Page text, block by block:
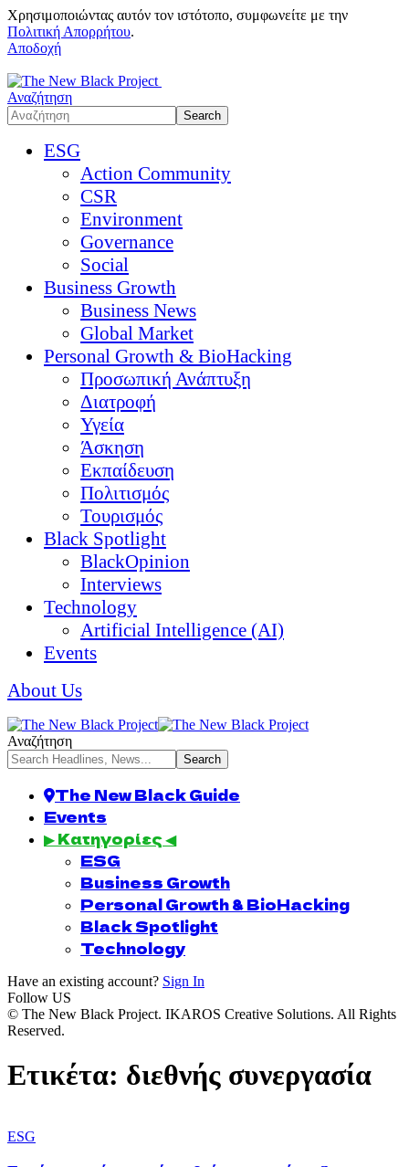
Χρησιμοποιώντας αυτόν τον ιστότοπο, συμφωνείτε με την
Πολιτική Απορρήτου.
Αποδοχή
Αναζήτηση
ESG
Action Community
CSR
Environment
Governance
Social
Business Growth
Business News
Global Market
Personal Growth & BioHacking
Προσωπική Ανάπτυξη
Διατροφή
Υγεία
Άσκηση
Εκπαίδευση
Πολιτισμός
Τουρισμός
Black Spotlight
BlackOpinion
Interviews
Technology
Artificial Intelligence (AI)
Events
About Us
Αναζήτηση
The New Black Guide
Events
▶ Κατηγορίες ◀
ESG
Business Growth
Personal Growth & BioHacking
Black Spotlight
Technology
Have an existing account? Sign In
Follow US
© The New Black Project. IKAROS Creative Solutions. All Rights
Reserved.
Ετικέτα: διεθνής συνεργασία
ESG